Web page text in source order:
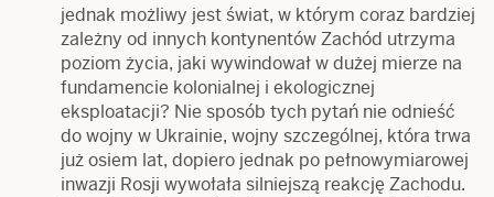
jednak możliwy jest świat, w którym coraz bardziej
zależny od innych kontynentów Zachód utrzyma
poziom życia, jaki wywindował w dużej mierze na
fundamencie kolonialnej i ekologicznej
eksploatacji? Nie sposób tych pytań nie odnieść
do wojny w Ukrainie, wojny szczególnej, która trwa
już osiem lat, dopiero jednak po pełnowymiarowej
inwazji Rosji wywołała silniejszą reakcję Zachodu.